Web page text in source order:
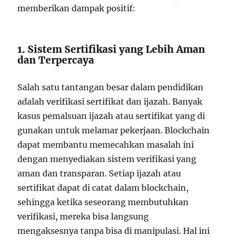
memberikan dampak positif:
1. Sistem Sertifikasi yang Lebih Aman
dan Terpercaya
Salah satu tantangan besar dalam pendidikan
adalah verifikasi sertifikat dan ijazah. Banyak
kasus pemalsuan ijazah atau sertifikat yang di
gunakan untuk melamar pekerjaan. Blockchain
dapat membantu memecahkan masalah ini
dengan menyediakan sistem verifikasi yang
aman dan transparan. Setiap ijazah atau
sertifikat dapat di catat dalam blockchain,
sehingga ketika seseorang membutuhkan
verifikasi, mereka bisa langsung
mengaksesnya tanpa bisa di manipulasi. Hal ini